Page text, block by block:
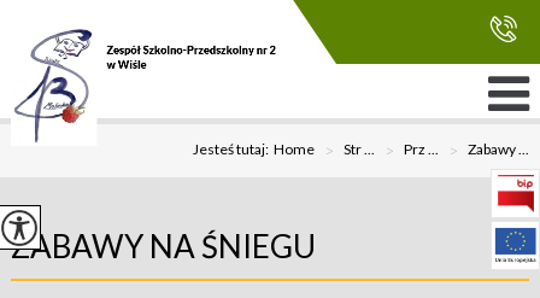
Jesteś tutaj:Home > Str ... > Prz ... > Zabawy ...
ZABAWY NA ŚNIEGU